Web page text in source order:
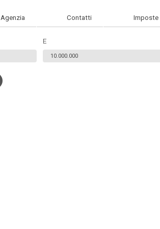
Agenzia Contatti Imposte
E